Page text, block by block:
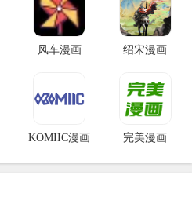
风车漫画 绍宋漫画
KOMIIC漫画 完美漫画